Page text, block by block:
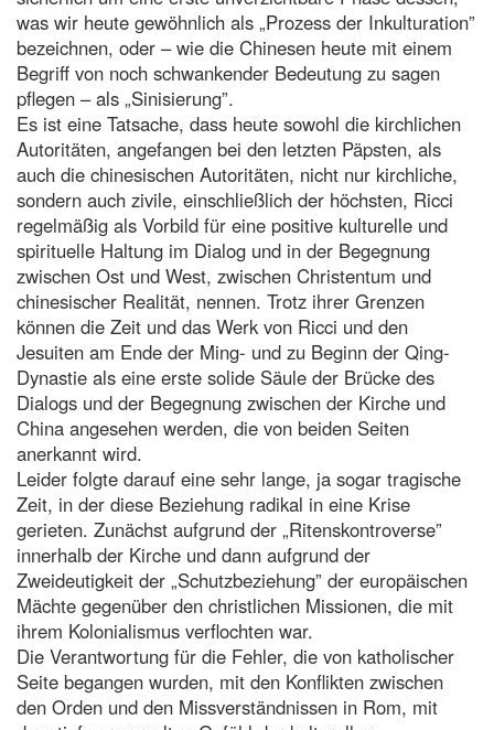
was wir heute gewöhnlich als „Prozess der Inkulturation”
bezeichnen, oder – wie die Chinesen heute mit einem
Begriff von noch schwankender Bedeutung zu sagen
pflegen – als „Sinisierung”.
Es ist eine Tatsache, dass heute sowohl die kirchlichen
Autoritäten, angefangen bei den letzten Päpsten, als
auch die chinesischen Autoritäten, nicht nur kirchliche,
sondern auch zivile, einschließlich der höchsten, Ricci
regelmäßig als Vorbild für eine positive kulturelle und
spirituelle Haltung im Dialog und in der Begegnung
zwischen Ost und West, zwischen Christentum und
chinesischer Realität, nennen. Trotz ihrer Grenzen
können die Zeit und das Werk von Ricci und den
Jesuiten am Ende der Ming- und zu Beginn der Qing-
Dynastie als eine erste solide Säule der Brücke des
Dialogs und der Begegnung zwischen der Kirche und
China angesehen werden, die von beiden Seiten
anerkannt wird.
Leider folgte darauf eine sehr lange, ja sogar tragische
Zeit, in der diese Beziehung radikal in eine Krise
gerieten. Zunächst aufgrund der „Ritenskontroverse”
innerhalb der Kirche und dann aufgrund der
Zweideutigkeit der „Schutzbeziehung” der europäischen
Mächte gegenüber den christlichen Missionen, die mit
ihrem Kolonialismus verflochten war.
Die Verantwortung für die Fehler, die von katholischer
Seite begangen wurden, mit den Konflikten zwischen
den Orden und den Missverständnissen in Rom, mit